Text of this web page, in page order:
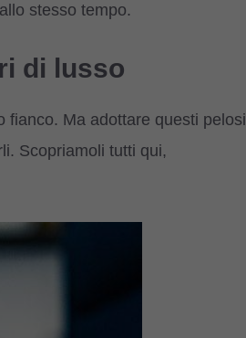
stesso tempo.
di lusso
fianco. Ma adottare questi pelosi
Scopriamoli tutti qui,